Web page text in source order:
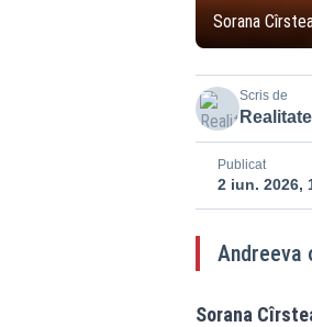
Sorana
Scris de
Publicat
2 iun. 2026,
Andreeva
Sorana